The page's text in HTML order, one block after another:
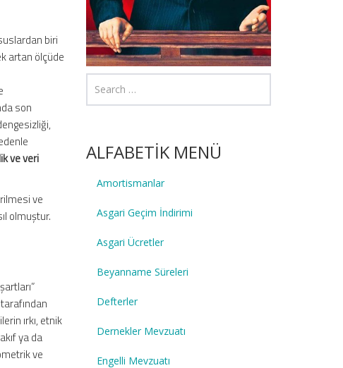
biri
artan ölçüde
son
ve veri
ve
olmuştur.
ırkı, etnik
ya da
ve
ALFABETİK MENÜ
Amortismanlar
Asgari Geçim İndirimi
Asgari Ücretler
Beyanname Süreleri
Defterler
Dernekler Mevzuatı
Engelli Mevzuatı